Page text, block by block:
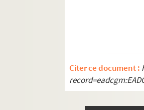
Citer ce document :